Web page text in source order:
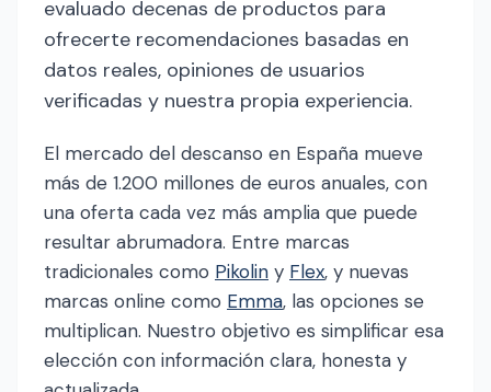
evaluado decenas de productos para
ofrecerte recomendaciones basadas en
datos reales, opiniones de usuarios
verificadas y nuestra propia experiencia.
El mercado del descanso en España mueve
más de 1.200 millones de euros anuales, con
una oferta cada vez más amplia que puede
resultar abrumadora. Entre marcas
tradicionales como Pikolin y Flex, y nuevas
marcas online como Emma, las opciones se
multiplican. Nuestro objetivo es simplificar esa
elección con información clara, honesta y